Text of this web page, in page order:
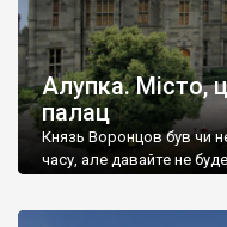
Алупка. Місто,
палац
Князь Воронцов був чи
часу, але давайте не